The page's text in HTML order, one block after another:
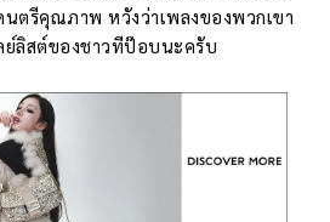
รีคุณภาพ หวังว่าเพลงของพวกเขา
ย์ลิสต์ของชาวทีป๊อบนะครับ